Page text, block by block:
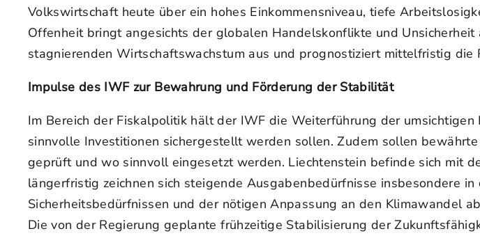
Volkswirtschaft heute über ein hohes Einkommensniveau, tiefe
Offenheit bringt angesichts der globalen Handelskonflikte und
stagnierenden Wirtschaftswachstum aus und prognostiziert mittelfristig die
Impulse des IWF zur Bewahrung und Förderung der Stabilität
Im Bereich der Fiskalpolitik hält der IWF die Weiterführung der
sinnvolle Investitionen sichergestellt werden sollen. Zudem sollen
geprüft und wo sinnvoll eingesetzt werden. Liechtenstein befinde sich mit
längerfristig zeichnen sich steigende Ausgabenbedürfnisse insbesondere
Sicherheitsbedürfnissen und der nötigen Anpassung an den Klimawandel
Die von der Regierung geplante frühzeitige Stabilisierung der